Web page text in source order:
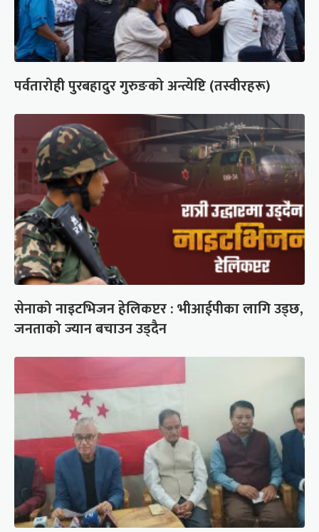
पर्वतारोही पुरबहादुर गुरुङको अन्त्येष्टि (तस्वीरहरू)
सेनाको नाइटभिजन हेलिकप्टर : भीआईपीका लागि उड्छ,
जनताको ज्यान बचाउन उड्दैन